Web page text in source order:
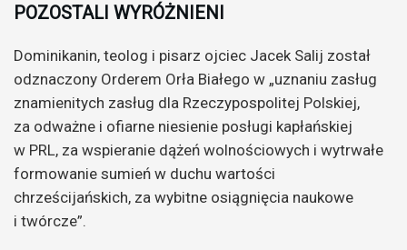
POZOSTALI WYRÓŻNIENI
Dominikanin, teolog i pisarz ojciec Jacek Salij został
odznaczony Orderem Orła Białego w „uznaniu zasług
znamienitych zasług dla Rzeczypospolitej Polskiej,
za odważne i ofiarne niesienie posługi kapłańskiej
w PRL, za wspieranie dążeń wolnościowych i wytrwałe
formowanie sumień w duchu wartości
chrześcijańskich, za wybitne osiągnięcia naukowe
i twórcze”.